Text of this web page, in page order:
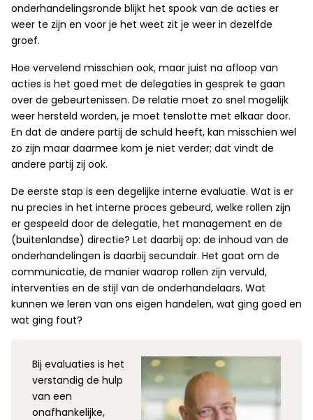
onderhandelingsronde blijkt het spook van de acties er
weer te zijn en voor je het weet zit je weer in dezelfde
groef.
Hoe vervelend misschien ook, maar juist na afloop van
acties is het goed met de delegaties in gesprek te gaan
over de gebeurtenissen. De relatie moet zo snel mogelijk
weer hersteld worden, je moet tenslotte met elkaar door.
En dat de andere partij de schuld heeft, kan misschien wel
zo zijn maar daarmee kom je niet verder; dat vindt de
andere partij zij ook.
De eerste stap is een degelijke interne evaluatie. Wat is er
nu precies in het interne proces gebeurd, welke rollen zijn
er gespeeld door de delegatie, het management en de
(buitenlandse) directie? Let daarbij op: de inhoud van de
onderhandelingen is daarbij secundair. Het gaat om de
communicatie, de manier waarop rollen zijn vervuld,
interventies en de stijl van de onderhandelaars. Wat
kunnen we leren van ons eigen handelen, wat ging goed en
wat ging fout?
Bij evaluaties is het
verstandig de hulp
van een
onafhankelijke,